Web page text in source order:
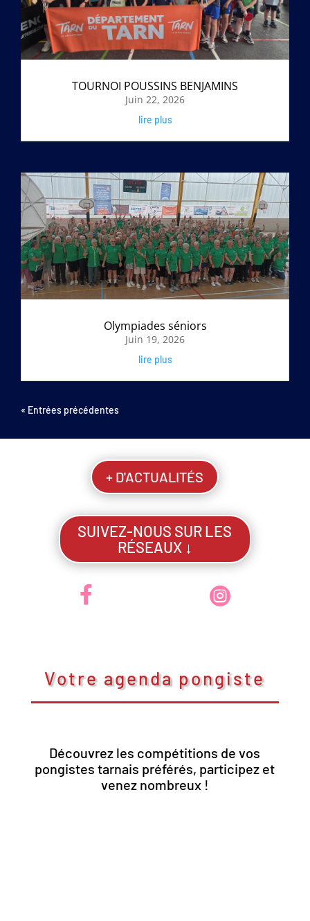
TOURNOI POUSSINS BENJAMINS
Juin 22, 2026
lire plus
Olympiades séniors
Juin 19, 2026
lire plus
« Entrées précédentes
+ D'ACTUALITÉS
SUIVEZ-NOUS SUR LES
RÉSEAUX ↓
 
Votre agenda pongiste
Découvrez les compétitions de vos
pongistes tarnais préférés, participez et
venez nombreux !